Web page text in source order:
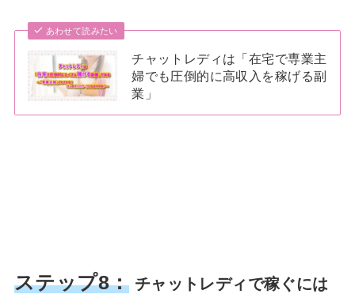
あわせて読みたい
チャットレディは「在宅で専業主
婦でも圧倒的に高収入を稼げる副
業」
ステップ8： チャットレディで稼ぐには